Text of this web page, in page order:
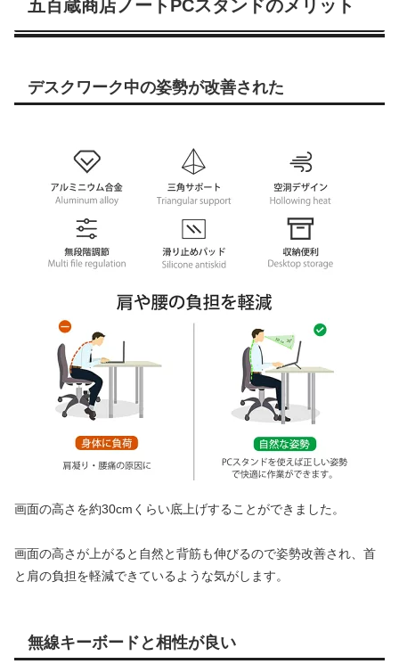
五百蔵商店ノートPCスタンドのメリット
デスクワーク中の姿勢が改善された
画面の高さを約30cmくらい底上げすることができました。
画面の高さが上がると自然と背筋も伸びるので姿勢改善され、首
と肩の負担を軽減できているような気がします。
無線キーボードと相性が良い